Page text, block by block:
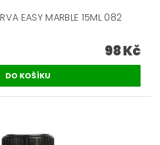
EASY MARBLE 15ML 082
98 Kč